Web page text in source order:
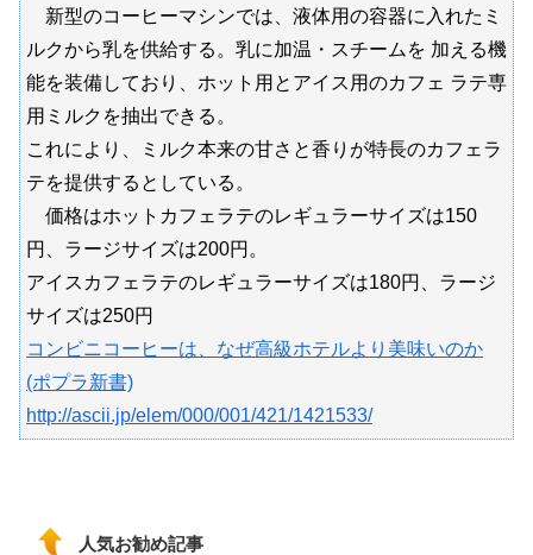
新型のコーヒーマシンでは、液体用の容器に入れたミ
ルクから乳を供給する。乳に加温・スチームを 加える機
能を装備しており、ホット用とアイス用のカフェ ラテ専
用ミルクを抽出できる。
これにより、ミルク本来の甘さと香りが特長のカフェラ
テを提供するとしている。
価格はホットカフェラテのレギュラーサイズは150
円、ラージサイズは200円。
アイスカフェラテのレギュラーサイズは180円、ラージ
サイズは250円
コンビニコーヒーは、なぜ高級ホテルより美味いのか
(ポプラ新書)
http://ascii.jp/elem/000/001/421/1421533/
人気お勧め記事